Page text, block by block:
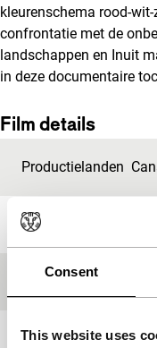
Consent
This website uses
kleurenschema rood-
confrontatie met de
landschappen en Inuit
in deze documentaire
Film details
Productielanden
Jaar
Festivaleditie
Lengte 92'